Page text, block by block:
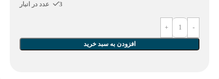
3 عدد در انبار
افزودن به سبد خرید